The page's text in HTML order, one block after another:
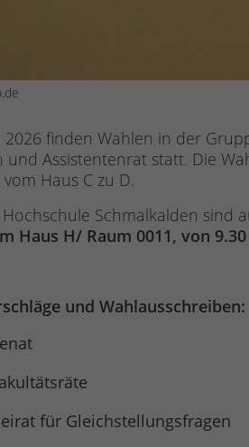
2026 finden Wahlen in der
und Assistentenrat statt. Die
Haus C zu D.
Schmalkalden
Haus H/ Raum 0011, von
und Wahlausschreiben:
für Gleichstellungsfragen